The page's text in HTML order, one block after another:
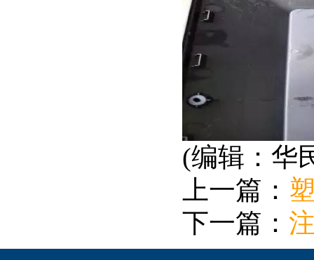
(编辑：华
上一篇：
下一篇：